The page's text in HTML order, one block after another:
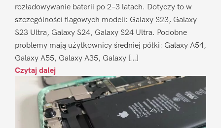
rozładowywanie baterii po 2–3 latach. Dotyczy to w
szczególności flagowych modeli: Galaxy S23, Galaxy
S23 Ultra, Galaxy S24, Galaxy S24 Ultra. Podobne
problemy mają użytkownicy średniej półki: Galaxy A54,
Galaxy A55, Galaxy A35, Galaxy […]
Czytaj dalej